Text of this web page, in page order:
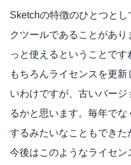
Sketchの特徴のひとつと
クツールであることがあ
っと使えるということです
もちろんライセンスを更
いわけですが、古いバー
るかと思います。毎年で
するみたいなこともできた
今後はこのようなライセン